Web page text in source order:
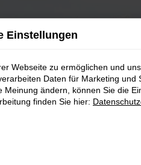
Einstellungen
Webseite zu ermöglichen und
Daten für Marketing und
ändern, können Sie die
finden Sie hier: